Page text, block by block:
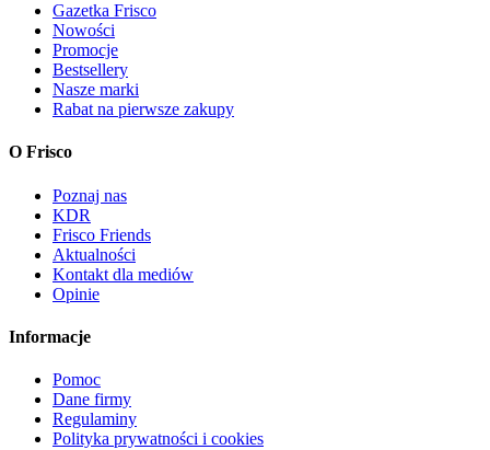
Gazetka Frisco
Nowości
Promocje
Bestsellery
Nasze marki
Rabat na pierwsze zakupy
O Frisco
Poznaj nas
KDR
Frisco Friends
Aktualności
Kontakt dla mediów
Opinie
Informacje
Pomoc
Dane firmy
Regulaminy
Polityka prywatności i cookies